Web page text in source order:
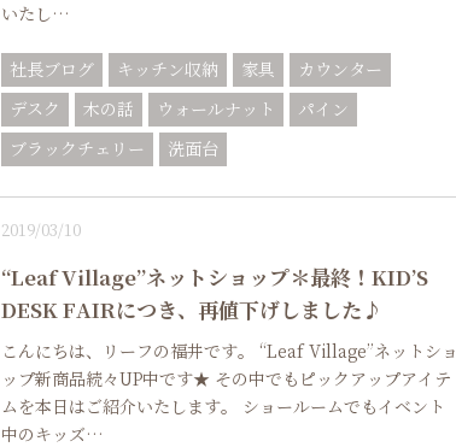
いたし…
社長ブログ キッチン収納 家具
カウンター
デスク
木の話 ウォールナット
パイン
ブラックチェリー
洗面台
2019/03/10
“Leaf Village”ネットショップ＊最終！KID’S
DESK FAIRにつき、再値下げしました♪
こんにちは、リーフの福井です。 “Leaf Village”ネットショ
ップ新商品続々UP中です★ その中でもピックアップアイテ
ムを本日はご紹介いたします。 ショールームでもイベント
中のキッズ…